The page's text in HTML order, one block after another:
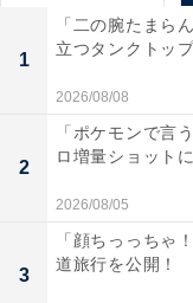
1
「二の腕たまら
立つタンクトッ
2026/08/08
2
「ポケモンで言
ロ増量ショット
2026/08/05
3
「顔ちっっちゃ
道旅行を公開！